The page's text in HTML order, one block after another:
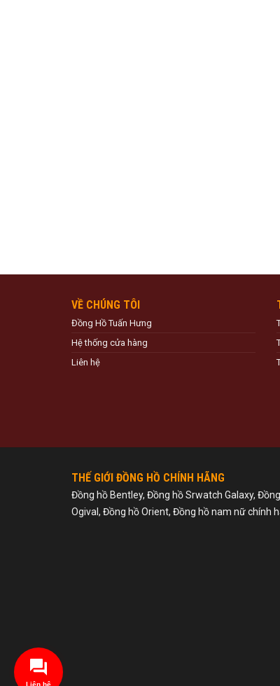
VỀ CHÚNG TÔI
Đồng Hồ Tuấn Hưng
Hệ thống cửa hàng
Liên hệ
THẾ GIỚI ĐỒNG HỒ CHÍNH HÃNG
Đồng hồ Bentley, Đồng hồ Srwatch Galaxy,
Ogival, Đồng hồ Orient, Đồng hồ nam nữ chính
Liên hệ